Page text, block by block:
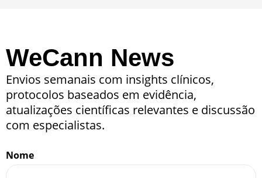
WeCann News
Envios semanais com insights clínicos,
protocolos baseados em evidência,
atualizações científicas relevantes e discussão
com especialistas.
Nome